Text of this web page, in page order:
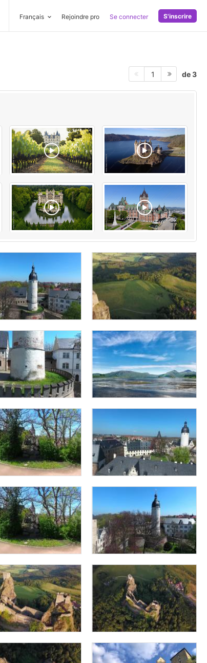
Français Rejoindre pro Se connecter S'inscrire
1 de 3